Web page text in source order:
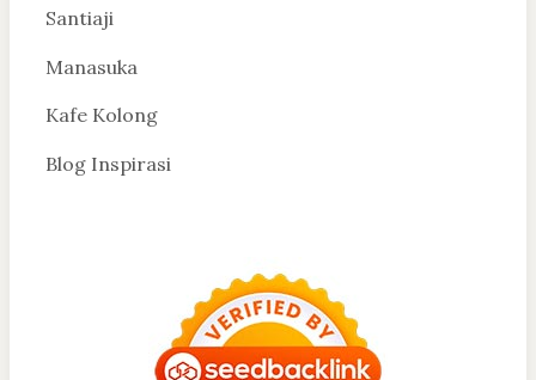
Santiaji
Manasuka
Kafe Kolong
Blog Inspirasi